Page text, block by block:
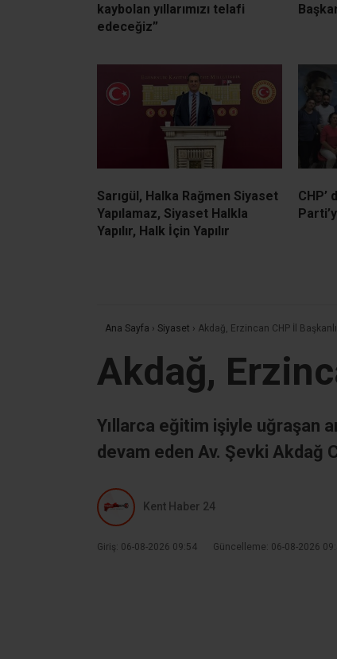
kaybolan yıllarımızı telafi
edeceğiz”
Sarıgül, Halka Rağmen Siyaset
Yapılamaz, Siyaset Halkla
Yapılır, Halk İçin Yapılır
CHP’
Ana Sayfa › Siyaset › Akdağ, Erzincan CHP İl
Akdağ,
Yıllarca eğitim işiyle uğraşan
devam eden Av. Şevki Akdağ
Kent Haber 24
Giriş: 06-08-2026 09:54 Güncelleme: 06-08-2026